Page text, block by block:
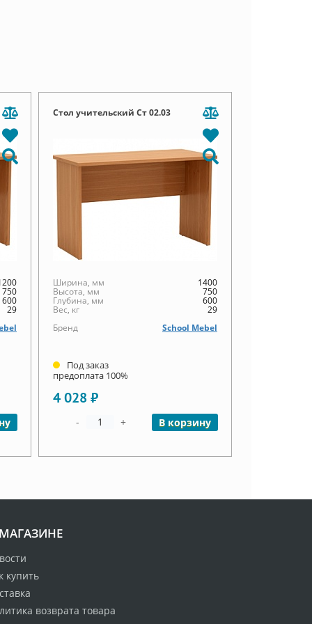
750
600
29
Стол учительский Ст 02.03
Ширина, мм 1400
Высота, мм 750
Глубина, мм 600
Вес, кг
29
Бренд
School Mebel
Под заказ
предоплата 100%
4 028 ₽
- + В корзину
купить
возврата товара